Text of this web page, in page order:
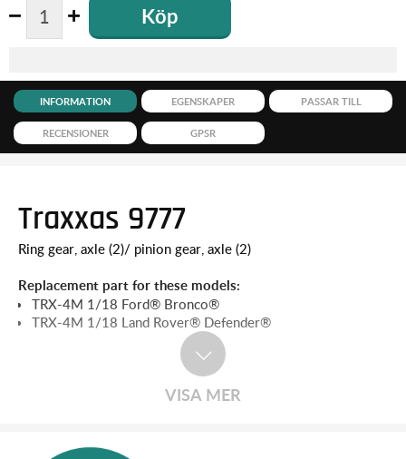
Köp
INFORMATION EGENSKAPER PASSAR TILL
RECENSIONER GPSR
Traxxas 9777
Ring gear, axle (2)/ pinion gear, axle (2)
Replacement part for these models:
TRX-4M 1/18 Ford® Bronco®
TRX-4M 1/18 Land Rover® Defender®
VISA MER